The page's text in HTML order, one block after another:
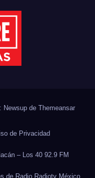
Newsup de Themeansar
de Privacidad
– Los 40 92.9 FM
de Radio Radiotv México